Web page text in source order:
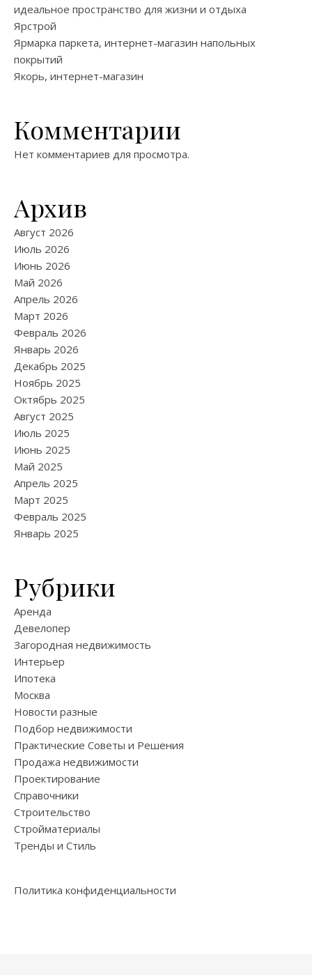
идеальное пространство для жизни и отдыха
Ярстрой
Ярмарка паркета, интернет-магазин напольных
покрытий
Якорь, интернет-магазин
Комментарии
Нет комментариев для просмотра.
Архив
Август 2026
Июль 2026
Июнь 2026
Май 2026
Апрель 2026
Март 2026
Февраль 2026
Январь 2026
Декабрь 2025
Ноябрь 2025
Октябрь 2025
Август 2025
Июль 2025
Июнь 2025
Май 2025
Апрель 2025
Март 2025
Февраль 2025
Январь 2025
Рубрики
Аренда
Девелопер
Загородная недвижимость
Интерьер
Ипотека
Москва
Новости разные
Подбор недвижимости
Практические Советы и Решения
Продажа недвижимости
Проектирование
Справочники
Строительство
Стройматериалы
Тренды и Стиль
Политика конфиденциальности